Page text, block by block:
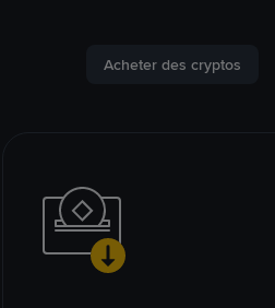
Acheter des cryptos